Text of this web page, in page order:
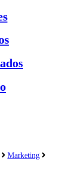
Marketing